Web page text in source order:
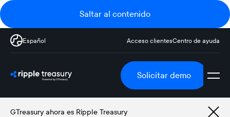
Saltar al contenido
Español Acceso clientesCentro de ayuda
Solicitar demo
GTreasury ahora es Ripple Treasury